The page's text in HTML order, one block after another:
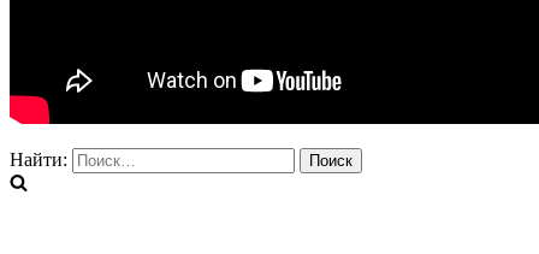
Найти: